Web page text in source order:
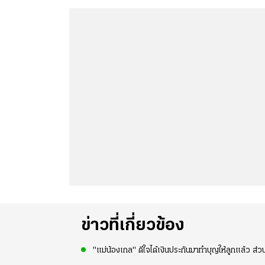
ข่าวที่เกี่ยวข้อง
"แม่น้องเกล" ดีใจได้เงินประกันมาทำบุญให้ลูกแล้ว ส่